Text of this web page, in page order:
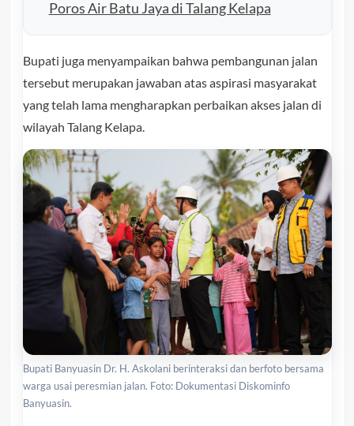
Poros Air Batu Jaya di Talang Kelapa
Bupati juga menyampaikan bahwa pembangunan jalan
tersebut merupakan jawaban atas aspirasi masyarakat
yang telah lama mengharapkan perbaikan akses jalan di
wilayah Talang Kelapa.
Bupati Banyuasin Dr. H. Askolani berinteraksi dan berfoto bersama
warga usai peresmian jalan. Foto: Dokumentasi Diskominfo
Banyuasin.